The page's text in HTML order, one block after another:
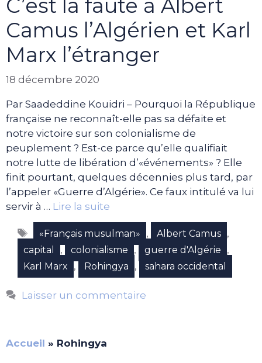
C’est la faute à Albert
Camus l’Algérien et Karl
Marx l’étranger
18 décembre 2020
Par Saadeddine Kouidri – Pourquoi la République
française ne reconnaît-elle pas sa défaite et
notre victoire sur son colonialisme de
peuplement ? Est-ce parce qu’elle qualifiait
notre lutte de libération d’«événements» ? Elle
finit pourtant, quelques décennies plus tard, par
l’appeler «Guerre d’Algérie». Ce faux intitulé va lui
servir à … Lire la suite
Étiquettes
«Français musulman» , Albert Camus ,
capital , colonialisme , guerre d'Algérie ,
Karl Marx , Rohingya , sahara occidental
Laisser un commentaire
Accueil » Rohingya